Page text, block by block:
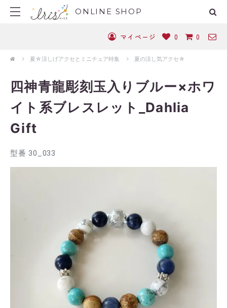
ONLINE SHOP
マイページ 0 0
夏☆涼しげアクセとミニチュア特集 夏の涼し気アクセ☆
四神青龍彫刻玉入りブルー×ホワ
イト系ブレスレット_Dahlia
Gift
型番 30_033